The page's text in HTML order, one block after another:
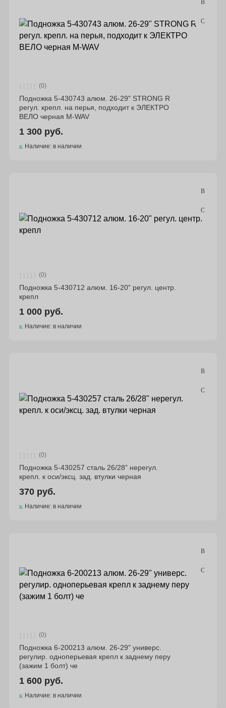
(0)
Подножка 5-430743 алюм. 26-29" STRONG R
регул. крепл. на перья, подходит к ЭЛЕКТРО
ВЕЛО черная M-WAV
1 300 руб.
Наличие: в наличии
(0)
Подножка 5-430712 алюм. 16-20" регул. центр.
крепл
1 000 руб.
Наличие: в наличии
(0)
Подножка 5-430257 сталь 26/28" нерегул.
крепл. к оси/эксц. зад. втулки черная
370 руб.
Наличие: в наличии
(0)
Подножка 6-200213 алюм. 26-29" универс.
регулир. одноперьевая крепл к заднему перу
(зажим 1 болт) че
1 600 руб.
Наличие: в наличии